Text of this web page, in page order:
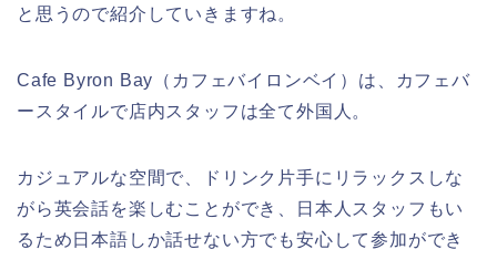
と思うので紹介していきますね。
Cafe Byron Bay（カフェバイロンベイ）は、カフェバ
ースタイルで店内スタッフは全て外国人。
カジュアルな空間で、ドリンク片手にリラックスしな
がら英会話を楽しむことができ、日本人スタッフもい
るため日本語しか話せない方でも安心して参加ができ